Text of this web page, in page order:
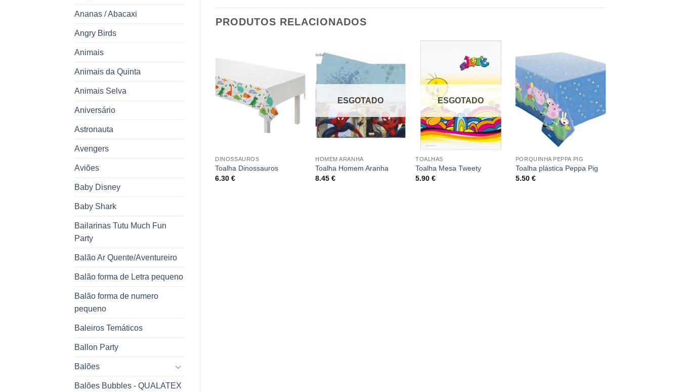
Ananas / Abacaxi
Angry Birds
Animais
Animais da Quinta
Animais Selva
Aniversário
Astronauta
Avengers
Aviões
Baby Disney
Baby Shark
Bailarinas Tutu Much Fun
Party
Balão Ar Quente/Aventureiro
Balão forma de Letra pequeno
Balão forma de numero
pequeno
Baleiros Temáticos
Ballon Party
Balões
Balões Bubbles - QUALATEX
PRODUTOS RELACIONADOS
DINOSSAUROS
Toalha Dinossauros
6.30€
ESGOTADO
HOMEM ARANHA
Toalha Homem Aranha
8.45€
ESGOTADO
TOALHAS
Toalha Mesa Tweety
5.90€
PORQUINHA PEPPA PIG
Toalha plástica Peppa Pig
5.50 €
Toalha Plástica Star Wars